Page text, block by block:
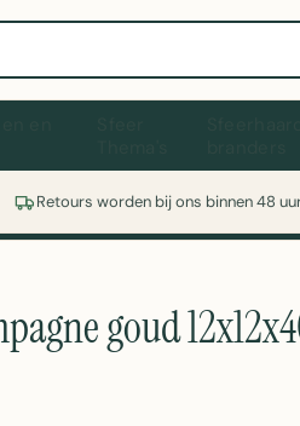
Retours worden bij ons binnen 48
of koelkast nodig? Vergelijk alle
goud